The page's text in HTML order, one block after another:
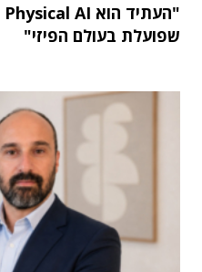
שפועלת בעולם הפיזי"